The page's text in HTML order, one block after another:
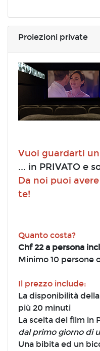
Proiezioni private
Vuoi guardarti
... in PRIVATO e
Da noi puoi
te!
Quanto costa?
Chf 22 a persona
Minimo 10 persone
Il prezzo include:
La disponibilità
più 20 minuti
La scelta del film in
dal primo giorno di
Una bibita ed un